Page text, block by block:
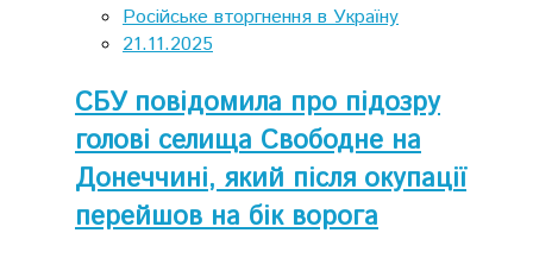
Російське вторгнення в Україну
21.11.2025
СБУ повідомила про підозру
голові селища Свободне на
Донеччині, який після окупації
перейшов на бік ворога